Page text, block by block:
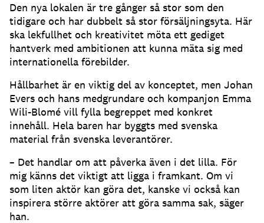
Den nya lokalen är tre gånger så stor som den
tidigare och har dubbelt så stor försäljningsyta. Här
ska lekfullhet och kreativitet möta ett gediget
hantverk med ambitionen att kunna mäta sig med
internationella förebilder.
Hållbarhet är en viktig del av konceptet, men Johan
Evers och hans medgrundare och kompanjon Emma
Wili-Blomé vill fylla begreppet med konkret
innehåll. Hela baren har byggts med svenska
material från svenska leverantörer.
– Det handlar om att påverka även i det lilla. För
mig känns det viktigt att ligga i framkant. Om vi
som liten aktör kan göra det, kanske vi också kan
inspirera större aktörer att göra samma sak, säger
han.